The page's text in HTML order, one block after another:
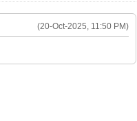
(20-Oct-2025, 11:50 PM)